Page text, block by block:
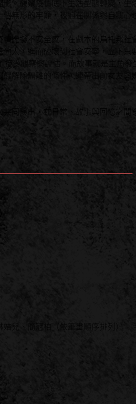
。觀察疫情底下生活型態轉變，生
個無形的牢籠，被迫在關係與自我心
情比擬不安全感，在劇本的烏托邦
他人，進而破壞到社會安寧，立下
接受觀察與評估。而故事就是主角
醒解除隔離的條件，連帶出前女友
共同演出，在日常、故事與回憶之間
兒、簡冠柏（依筆畫順序排列）